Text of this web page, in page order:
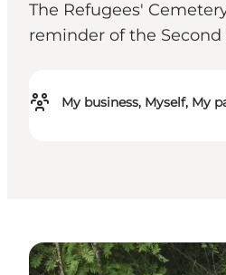
The Refugees'
reminder of the Second
My business, Myself, My